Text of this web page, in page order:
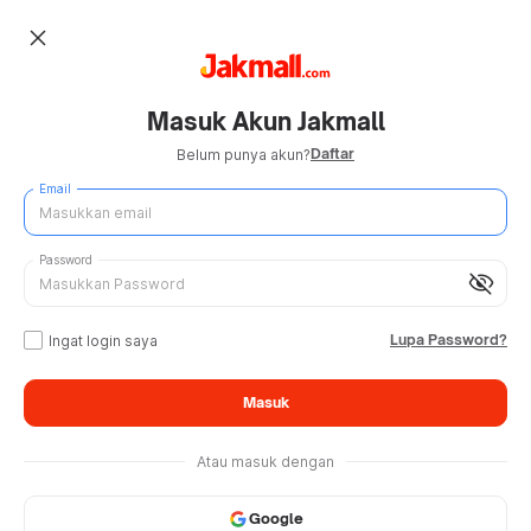
close
Masuk Akun Jakmall
Belum punya akun?Daftar
Email
visibility_off
Password
Ingat login saya Lupa Password?
Masuk
Atau masuk dengan
Google